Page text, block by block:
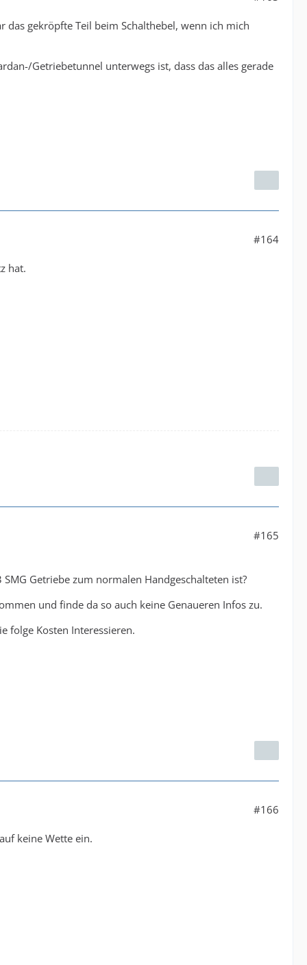
gekröpfte Teil beim Schalthebel, wenn ich mich
Getriebetunnel unterwegs ist, dass das alles gerade
#164
hat.
#165
Getriebe zum normalen Handgeschalteten ist?
und finde da so auch keine Genaueren Infos zu.
folge Kosten Interessieren.
#166
keine Wette ein.